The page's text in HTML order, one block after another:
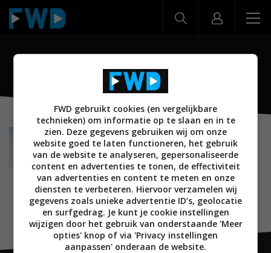
Oppo A78 5G
NIEUWS MOBILE ANDROID
SMARTPHONES
09 MAART 2023
Oppo A78 5G met 50MP-camera lanceert en is
direct beschikbaar
FWD gebruikt cookies (en vergelijkbare
technieken) om informatie op te slaan en in te
zien. Deze gegevens gebruiken wij om onze
website goed te laten functioneren, het gebruik
van de website te analyseren, gepersonaliseerde
content en advertenties te tonen, de effectiviteit
van advertenties en content te meten en onze
diensten te verbeteren. Hiervoor verzamelen wij
gegevens zoals unieke advertentie ID’s, geolocatie
en surfgedrag. Je kunt je cookie instellingen
wijzigen door het gebruik van onderstaande 'Meer
opties' knop of via 'Privacy instellingen
aanpassen' onderaan de website.